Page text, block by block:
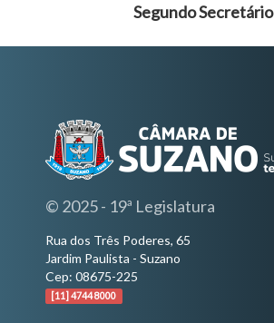
Segundo Secretário
© 2025 - 19ª Legislatura
Rua dos Três Poderes, 65
Jardim Paulista - Suzano
Cep: 08675-225
[11] 4744 8000